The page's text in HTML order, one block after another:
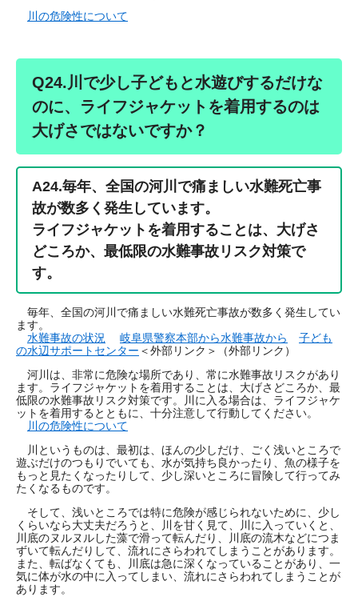
川の危険性について
Q24.川で少し子どもと水遊びするだけな
のに、ライフジャケットを着用するのは
大げさではないですか？
A24.毎年、全国の河川で痛ましい水難死亡事
故が数多く発生しています。
ライフジャケットを着用することは、大げさ
どころか、最低限の水難事故リスク対策で
す。
毎年、全国の河川で痛ましい水難死亡事故が数多く発生してい
ます。
水難事故の状況
岐阜県警察本部から水難事故から
子ども
の水辺サポートセンター ＜外部リンク＞
（外部リンク）
河川は、非常に危険な場所であり、常に水難事故リスクがあり
ます。ライフジャケットを着用することは、大げさどころか、最
低限の水難事故リスク対策です。川に入る場合は、ライフジャケ
ットを着用するとともに、十分注意して行動してください。
川の危険性について
川というものは、最初は、ほんの少しだけ、ごく浅いところで
遊ぶだけのつもりでいても、水が気持ち良かったり、魚の様子を
もっと見たくなったりして、少し深いところに冒険して行ってみ
たくなるものです。
そして、浅いところでは特に危険が感じられないために、少し
くらいなら大丈夫だろうと、川を甘く見て、川に入っていくと、
川底のヌルヌルした藻で滑って転んだり、川底の流木などにつま
ずいて転んだりして、流れにさらわれてしまうことがあります。
また、転ばなくても、川底は急に深くなっていることがあり、一
気に体が水の中に入ってしまい、流れにさらわれてしまうことが
あります。